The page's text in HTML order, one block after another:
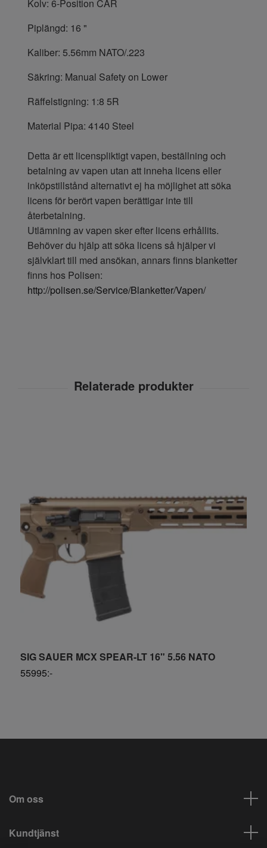
Kolv: 6-Position CAR
Piplängd: 16 "
Kaliber: 5.56mm NATO/.223
Säkring: Manual Safety on Lower
Räffelstigning: 1:8 5R
Material Pipa: 4140 Steel
Detta är ett licenspliktigt vapen, beställning och
betalning av vapen utan att inneha licens eller
inköpstillstånd alternativt ej ha möjlighet att söka
licens för berört vapen berättigar inte till
återbetalning.
Utlämning av vapen sker efter licens erhållits.
Behöver du hjälp att söka licens så hjälper vi
självklart till med ansökan, annars finns blanketter
finns hos Polisen:
http://polisen.se/Service/Blanketter/Vapen/
SIG SAUER MCX SPEAR-LT 16" 5.56 NATO
55995:-
Om oss
Kundtjänst